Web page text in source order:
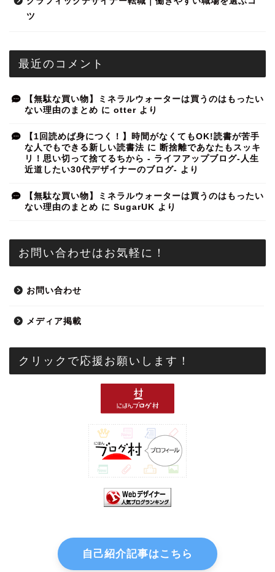
ツ
最近のコメント
【無駄な買い物】ミネラルウォーターは買うのはもったい
ない理由のまとめ に otter より
【1回読めば身につく！】時間がなくてもOK!読書が苦手
な人でもできる新しい読書法 に 断捨離であなたもスッキ
リ！思い切って捨てるちから - ライフアップブログ-人生
近道したい30代デザイナーのブログ- より
【無駄な買い物】ミネラルウォーターは買うのはもったい
ない理由のまとめ に SugarUK より
お問い合わせはお気軽に！
お問い合わせ
メディア掲載
クリックで応援お願いします！
自己紹介記事はこちら